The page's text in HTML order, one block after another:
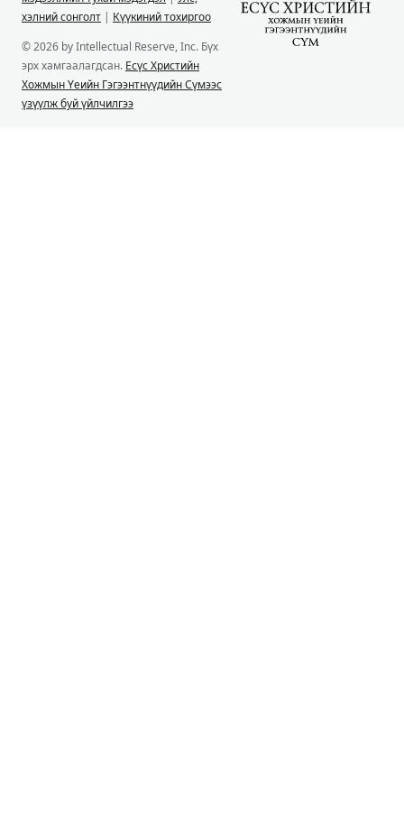
хэлний сонголт | Күүкиний тохиргоо
© 2026 by Intellectual Reserve, Inc. Бүх
эрх хамгаалагдсан. Есүс Христийн
Хожмын Үеийн Гэгээнтнүүдийн Сүмээс
үзүүлж буй үйлчилгээ